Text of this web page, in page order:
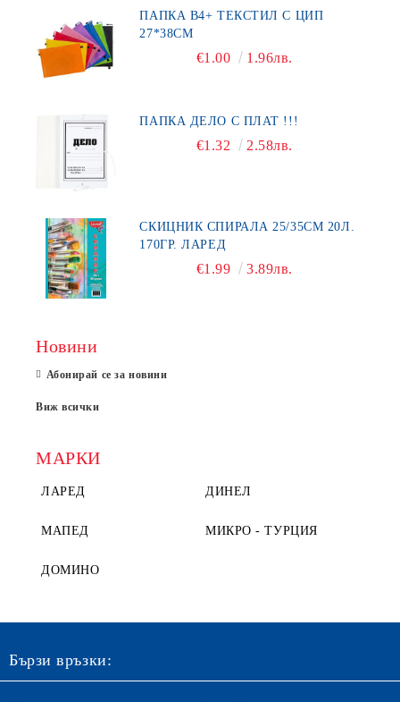
ПАПКА В4+ ТЕКСТИЛ С ЦИП
27*38СМ
€1.00 1.96лв.
ПАПКА ДЕЛО С ПЛАТ !!!
€1.32 2.58лв.
СКИЦНИК СПИРАЛА 25/35СМ 20Л.
170ГР. ЛАРЕД
€1.99 3.89лв.
Новини
Абонирай се за новини
Виж всички
МАРКИ
ЛАРЕД ДИНЕЛ
МАПЕД МИКРО - ТУРЦИЯ
ДОМИНО
Бързи връзки: